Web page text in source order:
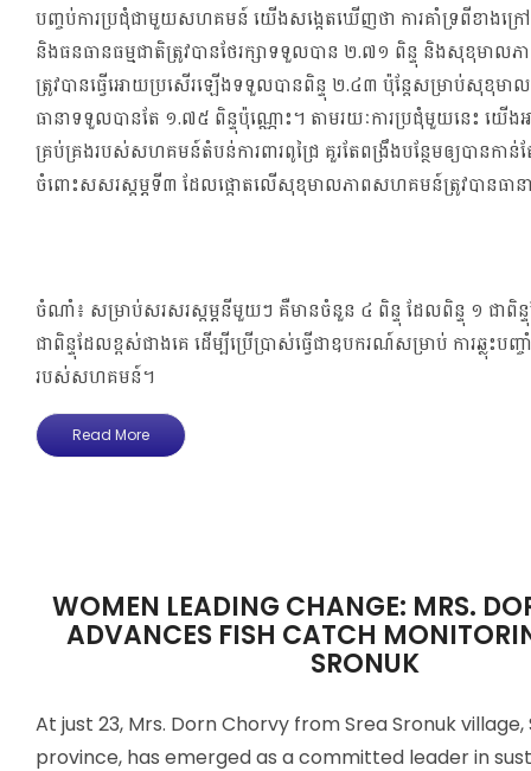
បញ្ចប់ការប្រជុំជាមួយសហគមន៍ យើងសង្កេតឃើញថា ការគាំទ្រពីខាងក្
និងធនធានធម្មជាតិត្រូវបានថែរក្សាទទួលបាន ២.៧១ ពិន្ទុ និងសុខុមា
ត្រូវបានធ្វើអោយប្រសើរឡើងទទួលបានពិន្ទុ ២.៤៣ ប៉ុន្តែសម្រាប់សុខុម
ធានាទទួលបានតែ ១.៧៥ ពិន្ទុប៉ុណ្ណោះ។ តាមរយៈការប្រជុំមួយនេះ យើងអា
គ្រប់គ្រង​របស់សហគមន៍តំបន់ការពារពូជ្រៃ គួរតែពង្រឹងបន្ថែមឲ្យបានកាន់ត
ចំពោះសសរស្តម្ភទី៣ ដែលផ្តោតលើ​សុខុមាលភាពសហគមន៍ត្រូវបានធាន
ចំណាំ៖ សម្រាប់សរសរស្តម្ភនីមួយៗ គឺមានចំនួន ៤ ពិន្ទុ ដែលពិន្ទុ ១ ជាពិន្
ជាពិន្ទុដែលខ្ពស់ជាងគេ ដើម្បីប្រើប្រាស់ធ្វើជាឧបករណ៍សម្រាប់​ ការឆ្លុះបញ្ច
របស់​សហគមន៍។
Read More
WOMEN LEADING CHANGE: MRS.
ADVANCES FISH CATCH
SRONUK
At just 23, Mrs. Dorn Chorvy from Srea Sronuk
province, has emerged as a committed leader in